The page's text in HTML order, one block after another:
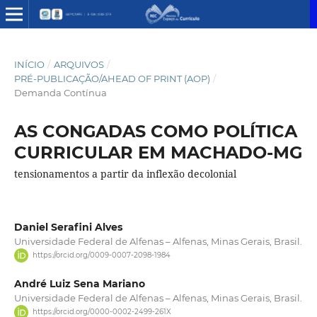
INÍCIO / ARQUIVOS /
PRÉ-PUBLICAÇÃO/AHEAD OF PRINT (AOP) /
Demanda Contínua
AS CONGADAS COMO POLÍTICA
CURRICULAR EM MACHADO-MG
tensionamentos a partir da inflexão decolonial
Daniel Serafini Alves
Universidade Federal de Alfenas – Alfenas, Minas Gerais, Brasil.
https://orcid.org/0009-0007-2098-1984
André Luiz Sena Mariano
Universidade Federal de Alfenas – Alfenas, Minas Gerais, Brasil.
https://orcid.org/0000-0002-2499-261X